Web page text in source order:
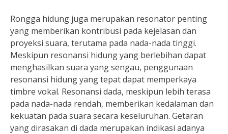
Rongga hidung juga merupakan resonator penting
yang memberikan kontribusi pada kejelasan dan
proyeksi suara, terutama pada nada-nada tinggi.
Meskipun resonansi hidung yang berlebihan dapat
menghasilkan suara yang sengau, penggunaan
resonansi hidung yang tepat dapat memperkaya
timbre vokal. Resonansi dada, meskipun lebih terasa
pada nada-nada rendah, memberikan kedalaman dan
kekuatan pada suara secara keseluruhan. Getaran
yang dirasakan di dada merupakan indikasi adanya